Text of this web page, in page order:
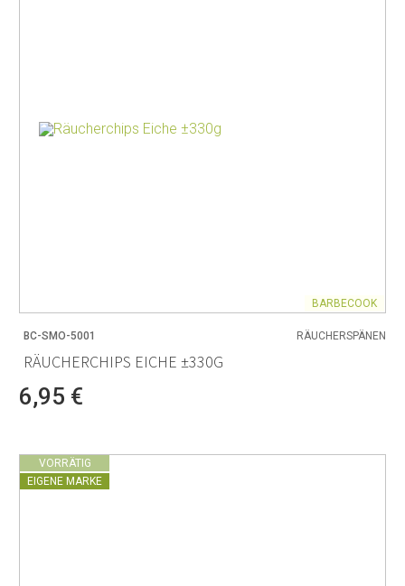
BARBECOOK
BC-SMO-5001 RÄUCHERSPÄNEN
RÄUCHERCHIPS EICHE ±330G
6,95 €
VORRÄTIG
EIGENE MARKE